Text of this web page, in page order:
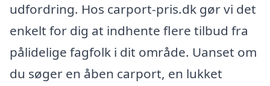
udfordring. Hos carport-pris.dk gør vi det
enkelt for dig at indhente flere tilbud fra
pålidelige fagfolk i dit område. Uanset om
du søger en åben carport, en lukket